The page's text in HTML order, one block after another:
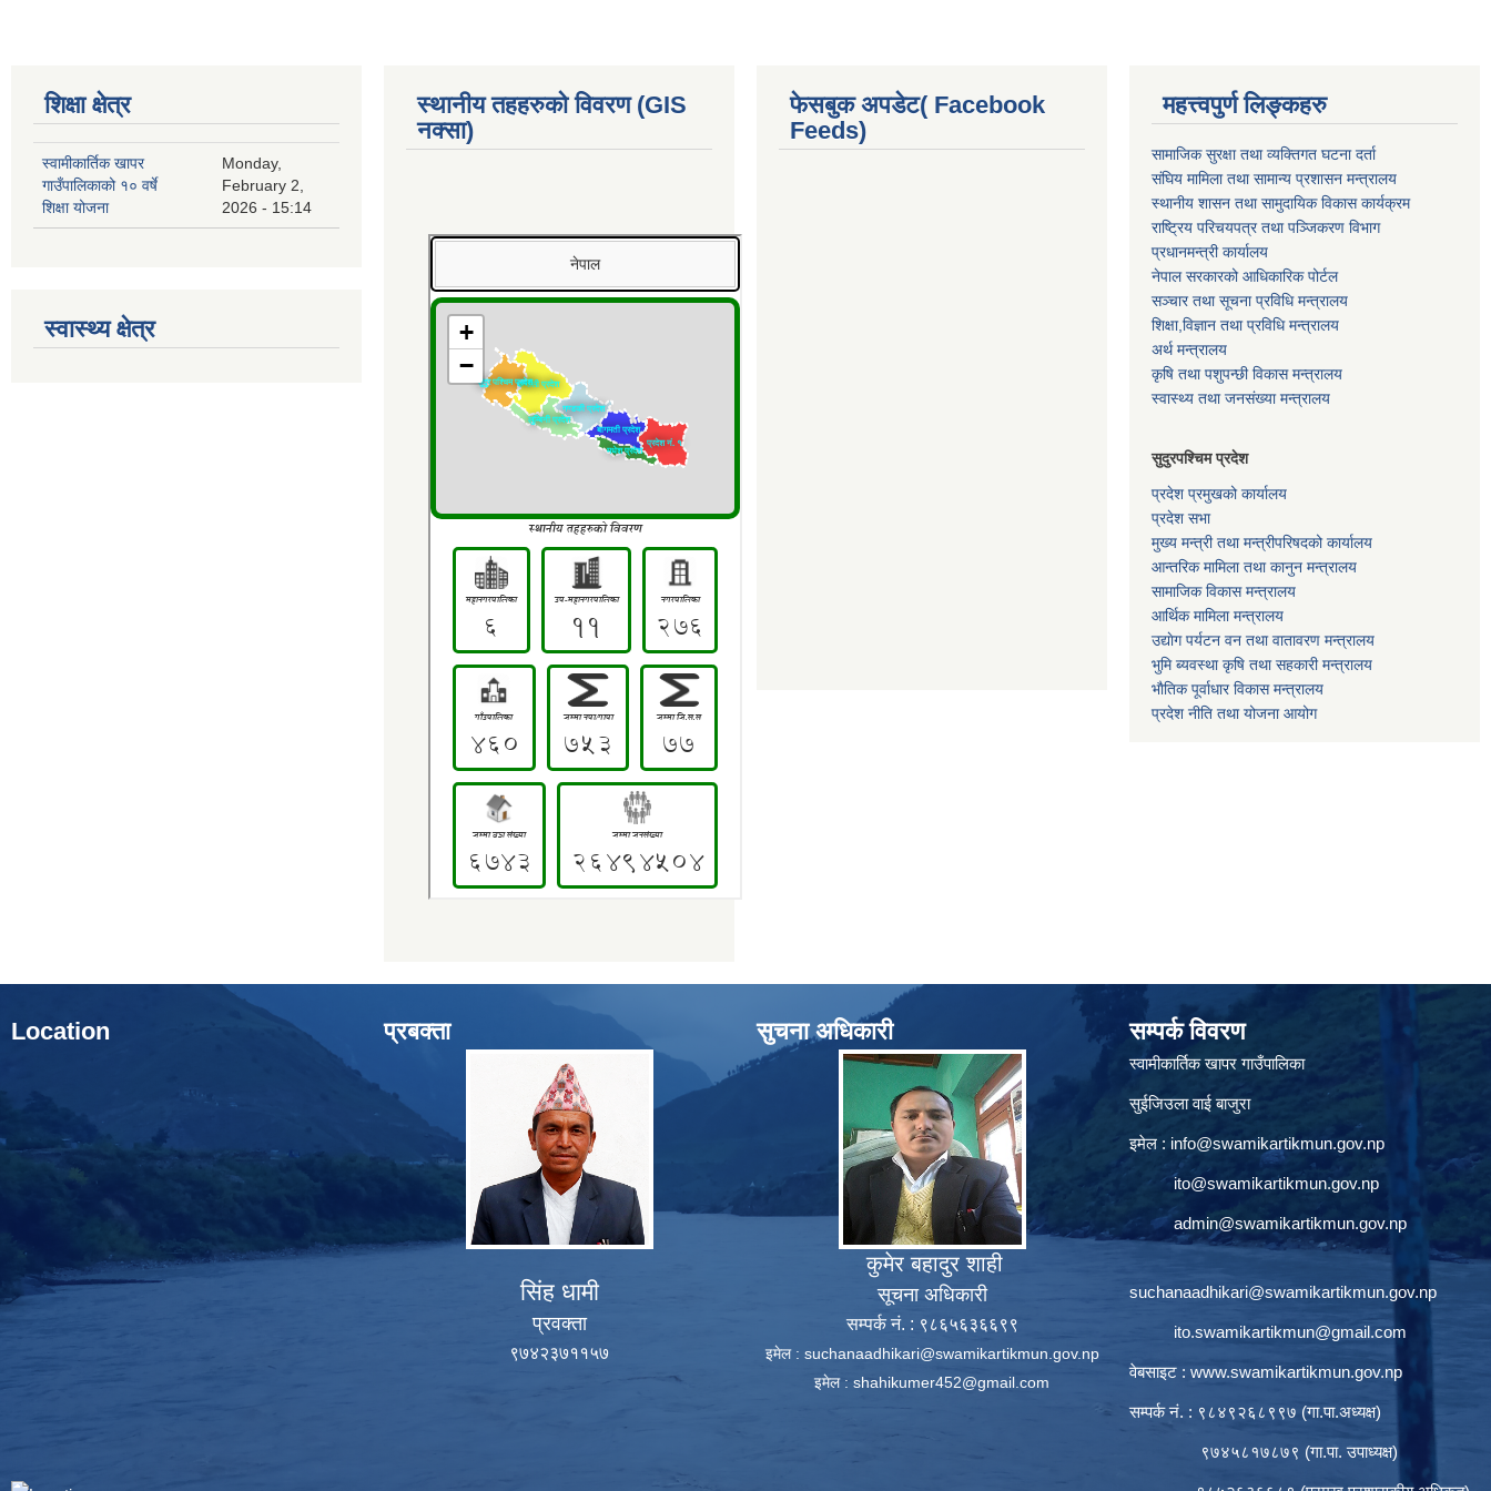
शिक्षा क्षेत्र
स्वामीकार्तिक खापर
गाउँपालिकाको १० वर्षे
शिक्षा योजना
Monday,
February 2,
2026 - 15:14
स्वास्थ्य क्षेत्र
स्थानीय तहहरुको विवरण (GIS
नक्सा)
फेसबुक अपडेट( Facebook
Feeds)
महत्त्वपुर्ण लिङ्कहरु
सामाजिक सुरक्षा तथा व्यक्तिगत घटना दर्ता
संघिय मामिला तथा सामान्य प्रशासन मन्त्रालय
स्थानीय शासन तथा सामुदायिक विकास कार्यक्रम
राष्ट्रिय परिचयपत्र तथा पञ्जिकरण विभाग
प्रधानमन्त्री कार्यालय
नेपाल सरकारको आधिकारिक पोर्टल
सञ्‍चार तथा सूचना प्रविधि मन्त्रालय
शिक्षा,विज्ञान तथा प्रविधि मन्त्रालय
अर्थ मन्त्रालय
कृषि तथा पशुपन्छी विकास मन्त्रालय
स्वास्थ्य तथा जनसंख्या मन्त्रालय
सुदुरपश्चिम प्रदेश
प्रदेश प्रमुखको कार्यालय
प्रदेश सभा
मुख्य मन्त्री तथा मन्त्रीपरिषदको कार्यालय
आन्तरिक मामिला तथा कानुन मन्त्रालय
सामाजिक विकास मन्त्रालय
आर्थिक मामिला मन्त्रालय
उद्याेग पर्यटन वन तथा वातावरण मन्त्रालय
भुमि ब्यवस्था कृषि तथा सहकारी मन्त्रालय
भाैतिक पूर्वाधार विकास मन्त्रालय
प्रदेश नीति तथा योजना आयोग
Location प्रबक्ता
सिंह धामी
प्रवक्ता
९७४२३७११५७
सुचना अधिकारी
कुमेर बहादुर शाही
सूचना अधिकारी
सम्पर्क नं. : ९८६५६३६६९९
इमेल : suchanaadhikari@swamikartikmun.gov.np
इमेल : shahikumer452@gmail.com
सम्पर्क विवरण
स्वामीकार्तिक खापर गाउँपालिका
सुईजिउला वाई बाजुरा
इमेल : info@swamikartikmun.gov.np
ito@swamikartikmun.gov.np
admin@swamikartikmun.gov.np
suchanaadhikari@swamikartikmun.gov.np
ito.swamikartikmun@gmail.com
वेबसाइट : www.swamikartikmun.gov.np
सम्पर्क नं. : ९८४९२६८९९७ (गा.पा.अध्यक्ष)
९७४५८१७८७९ (गा.पा. उपाध्यक्ष)